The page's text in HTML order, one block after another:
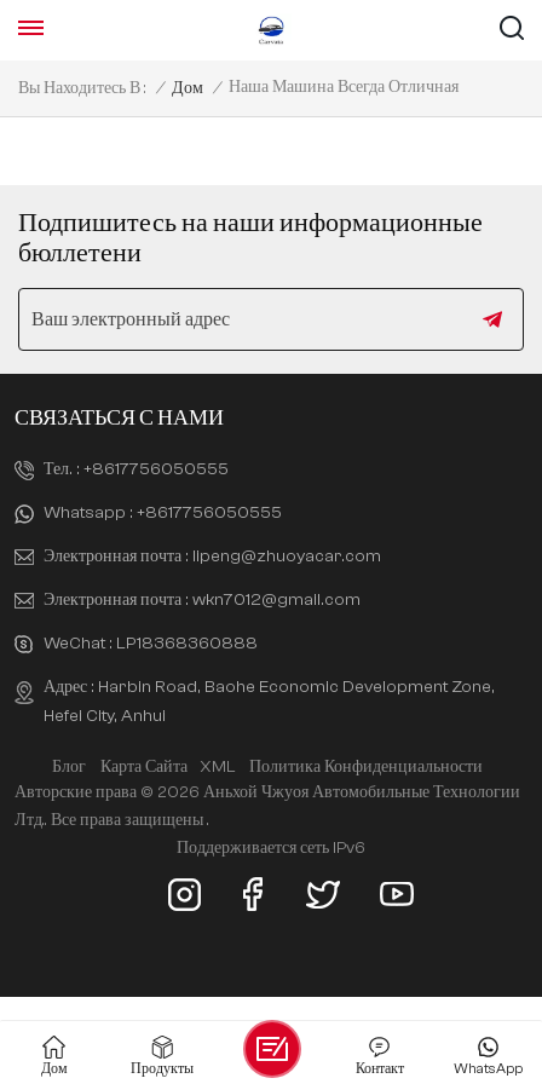
Вы Находитесь В : / Дом / Наша Машина Всегда Отличная
Подпишитесь на наши информационные
бюллетени
СВЯЗАТЬСЯ С НАМИ
Тел. : +8617756050555
Whatsapp : +8617756050555
Электронная почта : lipeng@zhuoyacar.com
Электронная почта : wkn7012@gmail.com
WeChat : LP18368360888
Адрес : Harbin Road, Baohe Economic Development Zone,
Hefei City, Anhui
Блог Карта Сайта XML
Политика Конфиденциальности
Авторские права © 2026 Аньхой Чжуоя Автомобильные Технологии
Лтд.. Все права защищены .
Поддерживается сеть IPv6
Дом Продукты WhatsApp
Контакт